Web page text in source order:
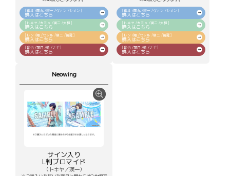
[真斗 /蘭丸 /瑛一 /ヴァン /シオン]
購入はこちら
[トキヤ /カミュ /瑛二 /大和]
購入はこちら
[レン /翔 /セシル /嶺二 /綺羅]
購入はこちら
[音也 /那月 /藍 /ナギ]
購入はこちら
[真斗 /蘭丸 /瑛一 /ヴァン /シオン]
購入はこちら
[トキヤ /カミュ /瑛二 /大和]
購入はこちら
[レン /翔 /セシル /嶺二 /綺羅]
購入はこちら
[音也 /那月 /藍 /ナギ]
購入はこちら
Neowing
サイン入り
L判ブロマイド
（トキヤ／瑛一）